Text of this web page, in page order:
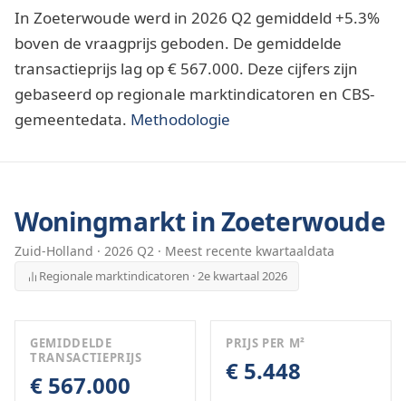
In Zoeterwoude werd in 2026 Q2 gemiddeld +5.3%
boven de vraagprijs geboden. De gemiddelde
transactieprijs lag op € 567.000. Deze cijfers zijn
gebaseerd op regionale marktindicatoren en CBS-
gemeentedata. Methodologie
Woningmarkt inZoeterwoude
Zuid-Holland · 2026 Q2 · Meest recente kwartaaldata
Regionale marktindicatoren · 2e kwartaal 2026
GEMIDDELDE
TRANSACTIEPRIJS
€ 567.000
PRIJS PER M²
€ 5.448